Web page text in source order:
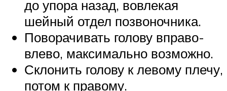
до упора назад, вовлекая
шейный отдел позвоночника.
Поворачивать голову вправо-
влево, максимально возможно.
Склонить голову к левому плечу,
потом к правому.